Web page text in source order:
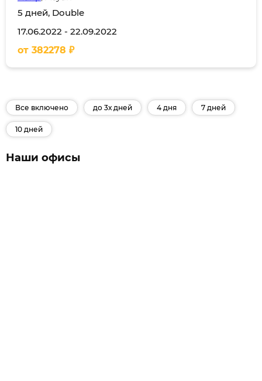
5 дней, Double
17.06.2022 - 22.09.2022
от 382278 ₽
Все включено до 3х дней 4 дня 7 дней
10 дней
Наши офисы